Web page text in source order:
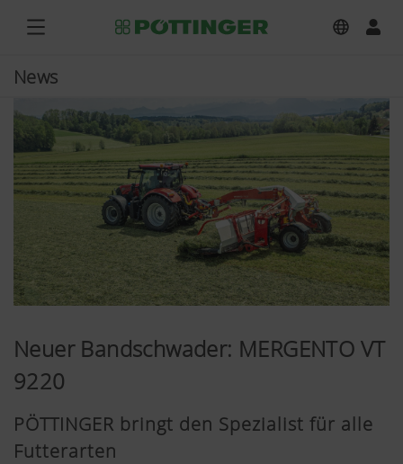
News
Neuer Bandschwader: MERGENTO VT
9220
PÖTTINGER bringt den Spezialist für alle
Futterarten